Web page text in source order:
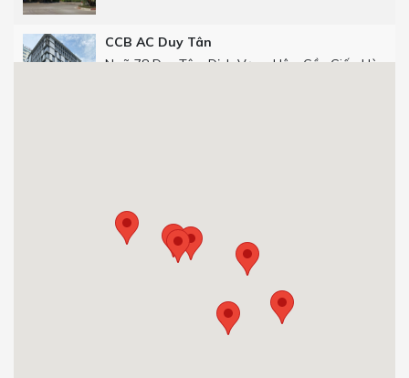
CCB AC Duy Tân
Ngõ 78 Duy Tân, Dịch Vọng Hậu, Cầu Giấy, Hà
0904 92 0082
Get Directions
Tòa nhà 29T1, Hoàng Đạo Thúy, Trung Hòa,
Cầu Giấy, Hà Nội, Việt Nam.